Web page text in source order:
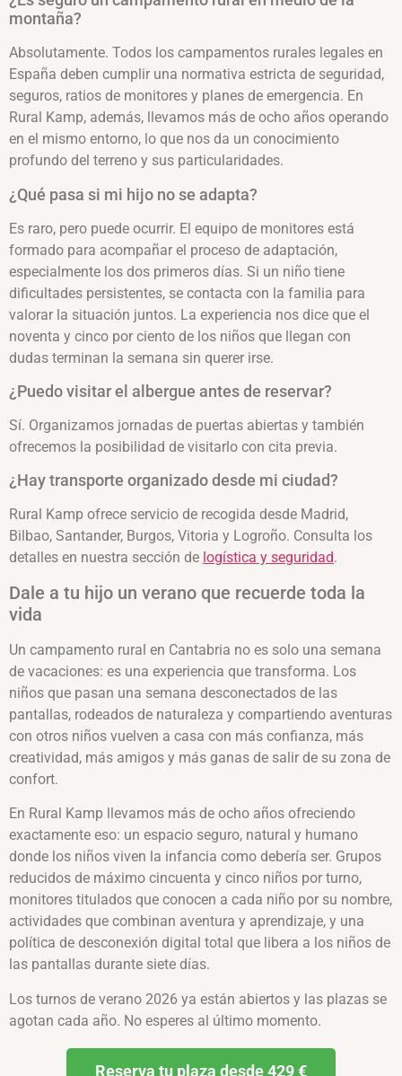
montaña?
Absolutamente. Todos los campamentos rurales legales en
España deben cumplir una normativa estricta de seguridad,
seguros, ratios de monitores y planes de emergencia. En
Rural Kamp, además, llevamos más de ocho años operando
en el mismo entorno, lo que nos da un conocimiento
profundo del terreno y sus particularidades.
¿Qué pasa si mi hijo no se adapta?
Es raro, pero puede ocurrir. El equipo de monitores está
formado para acompañar el proceso de adaptación,
especialmente los dos primeros días. Si un niño tiene
dificultades persistentes, se contacta con la familia para
valorar la situación juntos. La experiencia nos dice que el
noventa y cinco por ciento de los niños que llegan con
dudas terminan la semana sin querer irse.
¿Puedo visitar el albergue antes de reservar?
Sí. Organizamos jornadas de puertas abiertas y también
ofrecemos la posibilidad de visitarlo con cita previa.
¿Hay transporte organizado desde mi ciudad?
Rural Kamp ofrece servicio de recogida desde Madrid,
Bilbao, Santander, Burgos, Vitoria y Logroño. Consulta los
detalles en nuestra sección de logística y seguridad.
Dale a tu hijo un verano que recuerde toda la
vida
Un campamento rural en Cantabria no es solo una semana
de vacaciones: es una experiencia que transforma. Los
niños que pasan una semana desconectados de las
pantallas, rodeados de naturaleza y compartiendo aventuras
con otros niños vuelven a casa con más confianza, más
creatividad, más amigos y más ganas de salir de su zona de
confort.
En Rural Kamp llevamos más de ocho años ofreciendo
exactamente eso: un espacio seguro, natural y humano
donde los niños viven la infancia como debería ser. Grupos
reducidos de máximo cincuenta y cinco niños por turno,
monitores titulados que conocen a cada niño por su nombre,
actividades que combinan aventura y aprendizaje, y una
política de desconexión digital total que libera a los niños de
las pantallas durante siete días.
Los turnos de verano 2026 ya están abiertos y las plazas se
agotan cada año. No esperes al último momento.
Reserva tu plaza desde 429 €